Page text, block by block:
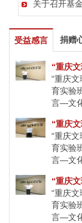
关于召开基金会
受益感言 捐赠
“重庆
“重庆
育实验
言—文
“重庆
“重庆
育实验
言—文
“重庆
“重庆
育实验
言—文